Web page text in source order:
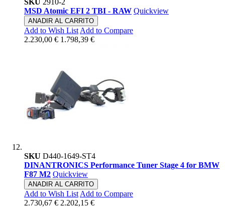
SKU 2910-2
MSD Atomic EFI 2 TBI - RAW Quickview
ANADIR AL CARRITO
Add to Wish List Add to Compare
2.230,00 € 1.798,39 €
SKU D440-1649-ST4
DINANTRONICS Performance Tuner Stage 4 for BMW
F87 M2 Quickview
ANADIR AL CARRITO
Add to Wish List Add to Compare
2.730,67 € 2.202,15 €